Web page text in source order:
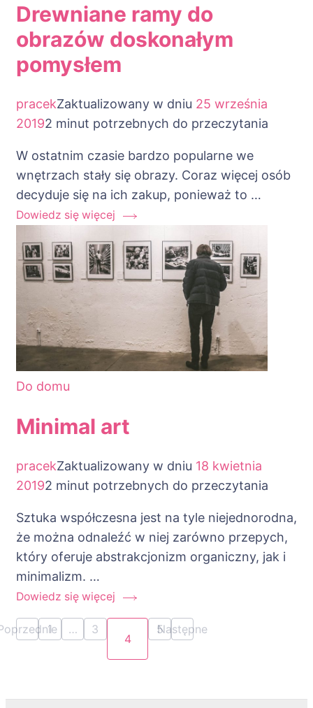
Drewniane ramy do
obrazów doskonałym
pomysłem
pracekZaktualizowany w dniu 25 września
20192 minut potrzebnych do przeczytania
W ostatnim czasie bardzo popularne we
wnętrzach stały się obrazy. Coraz więcej osób
decyduje się na ich zakup, ponieważ to …
Dowiedz się więcej
Do domu
Minimal art
pracekZaktualizowany w dniu 18 kwietnia
20192 minut potrzebnych do przeczytania
Sztuka współczesna jest na tyle niejednorodna,
że można odnaleźć w niej zarówno przepych,
który oferuje abstrakcjonizm organiczny, jak i
minimalizm. …
Dowiedz się więcej
Stronicowanie
Strona
1 … Strona
3
Strona
4 Strona
5
Następne